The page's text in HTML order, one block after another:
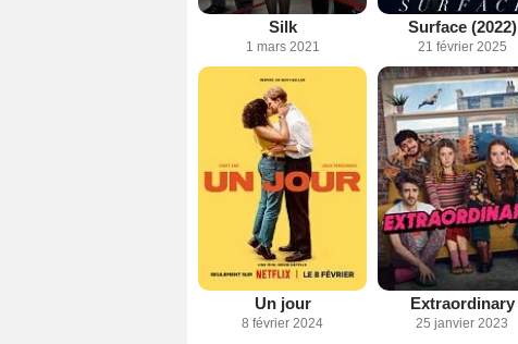
Silk
1 mars 2021
Surface (2022)
21 février 2025
Un jour
8 février 2024
Extraordinary
25 janvier 2023